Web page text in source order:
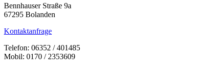
Bennhauser Straße 9a
67295 Bolanden
Kontaktanfrage
Telefon: 06352 / 401485
Mobil: 0170 / 2353609